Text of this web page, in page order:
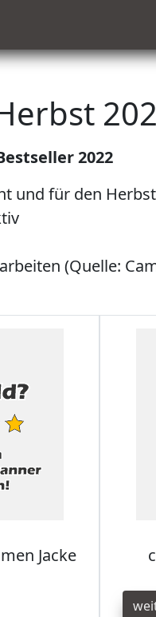
2022
und für den
(Quelle:
Jacke